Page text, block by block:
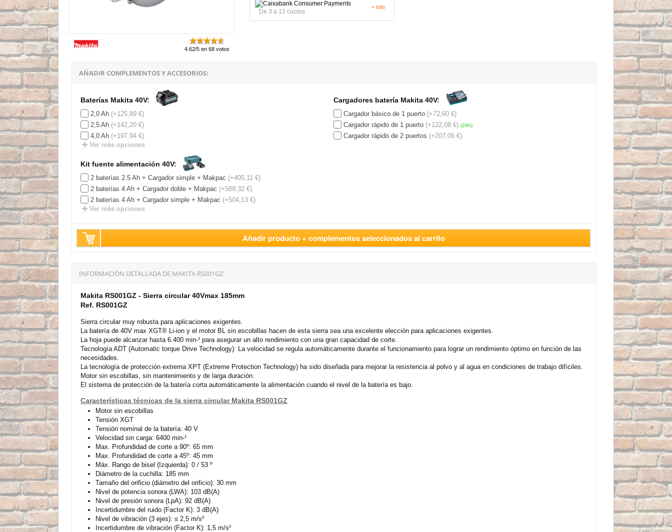
4.62/5 en 68 votos
De 3 a 12 cuotas
+ Info
AÑADIR COMPLEMENTOS Y ACCESORIOS:
Baterías Makita 40V:
2,0 Ah (+125,89 €)
2,5 Ah (+142,20 €)
4,0 Ah (+197,94 €)
Ver más opciones
Cargadores batería Makita 40V:
Cargador básico de 1 puerto (+72,60 €)
Cargador rápido de 1 puerto (+122,08 €) (24h)
Cargador rápido de 2 puertos (+207,06 €)
Kit fuente alimentación 40V:
2 baterías 2.5 Ah + Cargador simple + Makpac (+405,11 €)
2 baterías 4 Ah + Cargador doble + Makpac (+589,32 €)
2 baterías 4 Ah + Cargador simple + Makpac (+504,13 €)
Ver más opciones
Añadir producto + complementos seleccionados al carrito
INFORMACIÓN DETALLADA DE MAKITA RS001GZ:
Makita RS001GZ - Sierra circular 40Vmax 185mm
Ref. RS001GZ
Sierra circular muy robusta para aplicaciones exigentes.
La batería de 40V max XGT® Li-ion y el motor BL sin escobillas hacen de esta sierra sea una excelente elección para aplicaciones exigentes.
La hoja puede alcanzar hasta 6.400 min-¹ para asegurar un alto rendimiento con una gran capacidad de corte.
Tecnología ADT (Automatic torque Drive Technology): La velocidad se regula automáticamente durante el funcionamiento para lograr un rendimiento óptimo en función de las
necesidades.
La tecnología de protección extrema XPT (Extreme Protection Technology) ha sido diseñada para mejorar la resistencia al polvo y al agua en condiciones de trabajo difíciles.
Motor sin escobillas, sin mantenimiento y de larga duración.
El sistema de protección de la batería corta automáticamente la alimentación cuando el nivel de la batería es bajo.
Características técnicas de la sierra circular Makita RS001GZ
Motor sin escobillas
Tensión XGT
Tensión nominal de la batería: 40 V
Velocidad sin carga: 6400 min-¹
Max. Profundidad de corte a 90º: 65 mm
Max. Profundidad de corte a 45º: 45 mm
Máx. Rango de bisel (Izquierda): 0 / 53 º
Diámetro de la cuchilla: 185 mm
Tamaño del orificio (diámetro del orificio): 30 mm
Nivel de potencia sonora (LWA): 103 dB(A)
Nivel de presión sonora (LpA): 92 dB(A)
Incertidumbre del ruido (Factor K): 3 dB(A)
Nivel de vibración (3 ejes): ≤ 2,5 m/s²
Incertidumbre de vibración (Factor K): 1,5 m/s²